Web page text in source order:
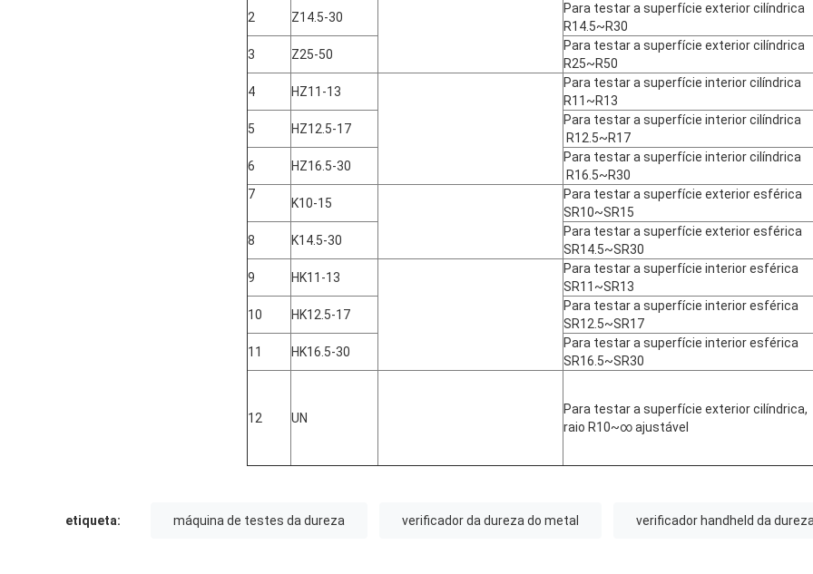
2
Z14.5-30
Para testar a superfície exterior cilíndrica
R14.5~R30
3
Z25-50
Para testar a superfície exterior cilíndrica
R25~R50
4
HZ11-13
Para testar a superfície interior cilíndrica
R11~R13
5
HZ12.5-17
Para testar a superfície interior cilíndrica
R12.5~R17
6
HZ16.5-30
Para testar a superfície interior cilíndrica
R16.5~R30
7
K10-15
Para testar a superfície exterior esférica
SR10~SR15
8
K14.5-30
Para testar a superfície exterior esférica
SR14.5~SR30
9
HK11-13
Para testar a superfície interior esférica
SR11~SR13
10
HK12.5-17
Para testar a superfície interior esférica
SR12.5~SR17
11
HK16.5-30
Para testar a superfície interior esférica
SR16.5~SR30
12 UN
Para testar a superfície exterior cilíndrica,
raio R10~∞ ajustável
etiqueta: máquina de testes da dureza verificador da dureza do metal verificador handheld da